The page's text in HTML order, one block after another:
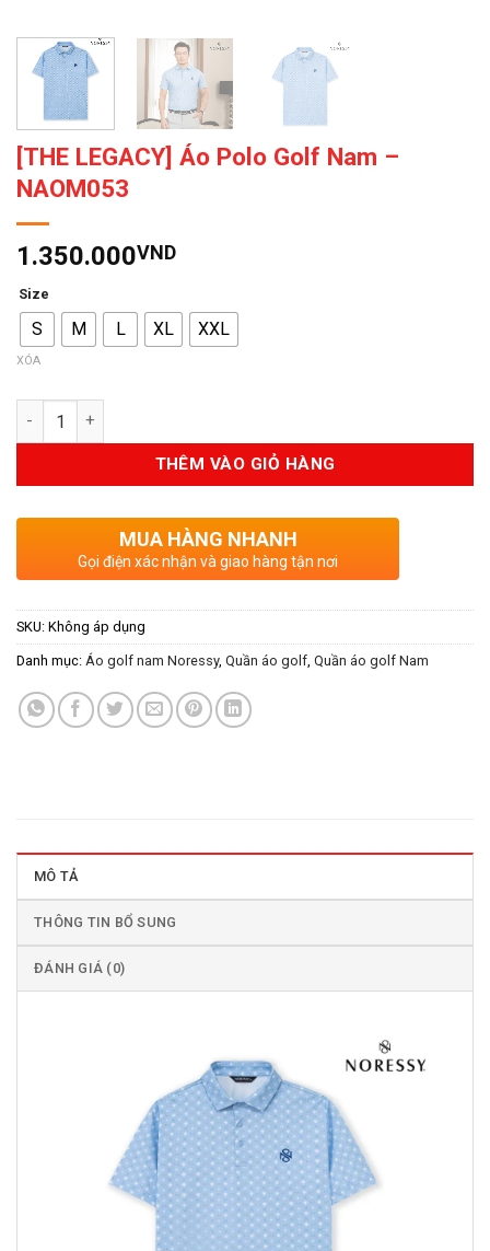
[THE LEGACY] Áo Polo Golf Nam –
NAOM053
1.350.000VND
Size
S M L XL XXL
XÓA
Số lượng
THÊM VÀO GIỎ HÀNG
MUA HÀNG NHANH
Gọi điện xác nhận và giao hàng tận nơi
SKU: Không áp dụng
Danh mục: Áo golf nam Noressy, Quần áo golf Quần áo golf Nam
MÔ TẢ
THÔNG TIN BỔ SUNG
ĐÁNH GIÁ (0)